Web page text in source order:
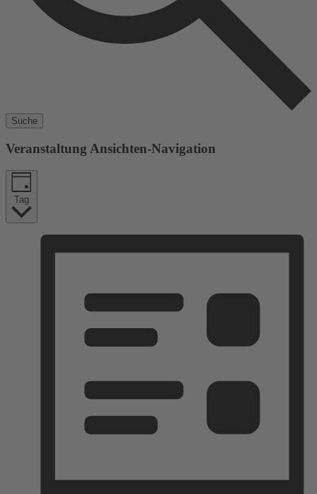
Suche
Veranstaltung Ansichten-Navigation
Tag